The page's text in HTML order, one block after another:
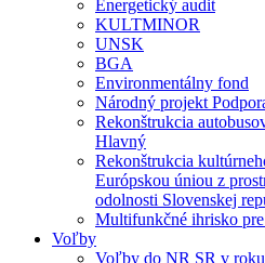
Energetický audit
KULTMINOR
UNSK
BGA
Environmentálny fond
Národný projekt
Rekonštrukcia
Hlavný
Rekonštrukcia
Európskou úniou z
odolnosti Slovenskej
Multifunkčné ihrisko
Voľby
Voľby do NR SR v